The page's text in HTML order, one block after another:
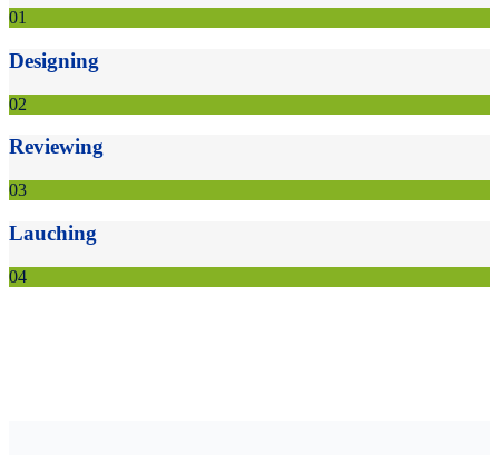
01
Designing
02
Reviewing
03
Lauching
04